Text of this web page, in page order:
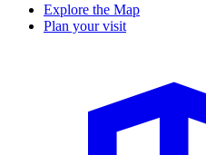
Explore the Map
Plan your visit